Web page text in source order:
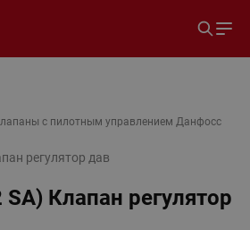
с пилотным управлением Данфосс
регулятор дав
Клапан регулятор